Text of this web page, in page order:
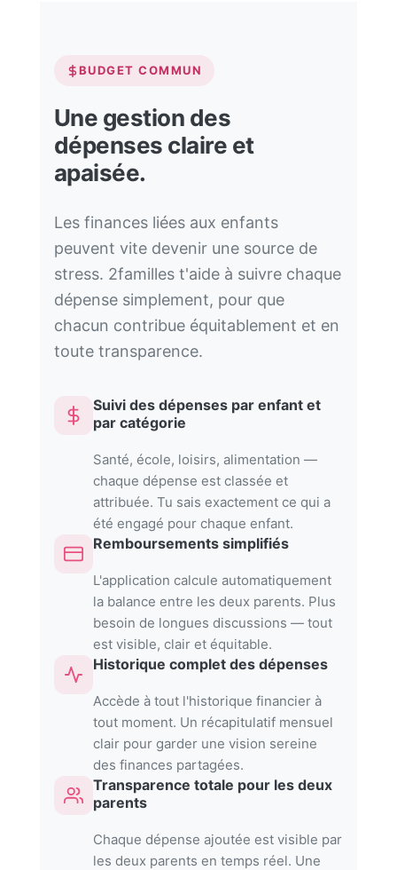
BUDGET COMMUN
Une gestion des
dépenses claire et
apaisée.
Les finances liées aux enfants
peuvent vite devenir une source de
stress. 2familles t'aide à suivre chaque
dépense simplement, pour que
chacun contribue équitablement et en
toute transparence.
Suivi des dépenses par enfant et
par catégorie
Santé, école, loisirs, alimentation —
chaque dépense est classée et
attribuée. Tu sais exactement ce qui a
été engagé pour chaque enfant.
Remboursements simplifiés
L'application calcule automatiquement
la balance entre les deux parents. Plus
besoin de longues discussions — tout
est visible, clair et équitable.
Historique complet des dépenses
Accède à tout l'historique financier à
tout moment. Un récapitulatif mensuel
clair pour garder une vision sereine
des finances partagées.
Transparence totale pour les deux
parents
Chaque dépense ajoutée est visible par
les deux parents en temps réel. Une